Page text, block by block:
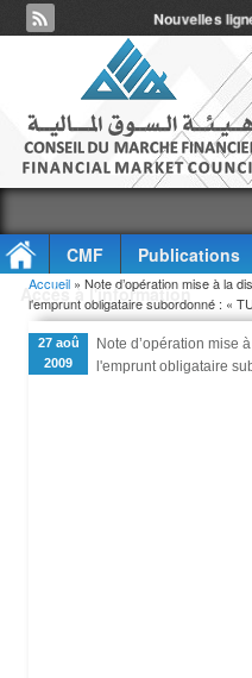
Nouvelles
CMF Publications
Accès à l'information
Vous êtes ici
Accueil » Note d’opération mise à la
l'emprunt obligataire subordonné : «
27 aoû
2009
Note d’opération mise
l'emprunt obligataire